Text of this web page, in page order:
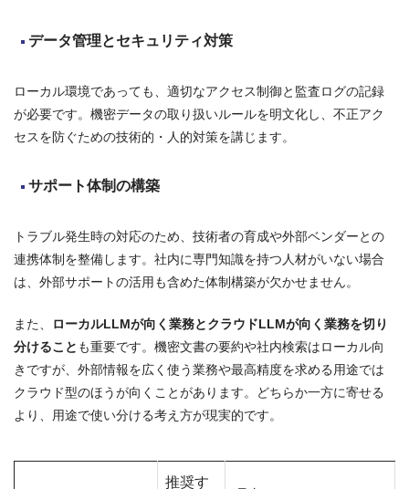
データ管理とセキュリティ対策
ローカル環境であっても、適切なアクセス制御と監査ログの記録
が必要です。機密データの取り扱いルールを明文化し、不正アク
セスを防ぐための技術的・人的対策を講じます。
サポート体制の構築
トラブル発生時の対応のため、技術者の育成や外部ベンダーとの
連携体制を整備します。社内に専門知識を持つ人材がいない場合
は、外部サポートの活用も含めた体制構築が欠かせません。
また、
ローカルLLMが向く業務とクラウドLLMが向く業務を切り
分けること も重要です。機密文書の要約や社内検索はローカル向
きですが、外部情報を広く使う業務や最高精度を求める用途では
クラウド型のほうが向くことがあります。どちらか一方に寄せる
より、用途で使い分ける考え方が現実的です。
推奨す